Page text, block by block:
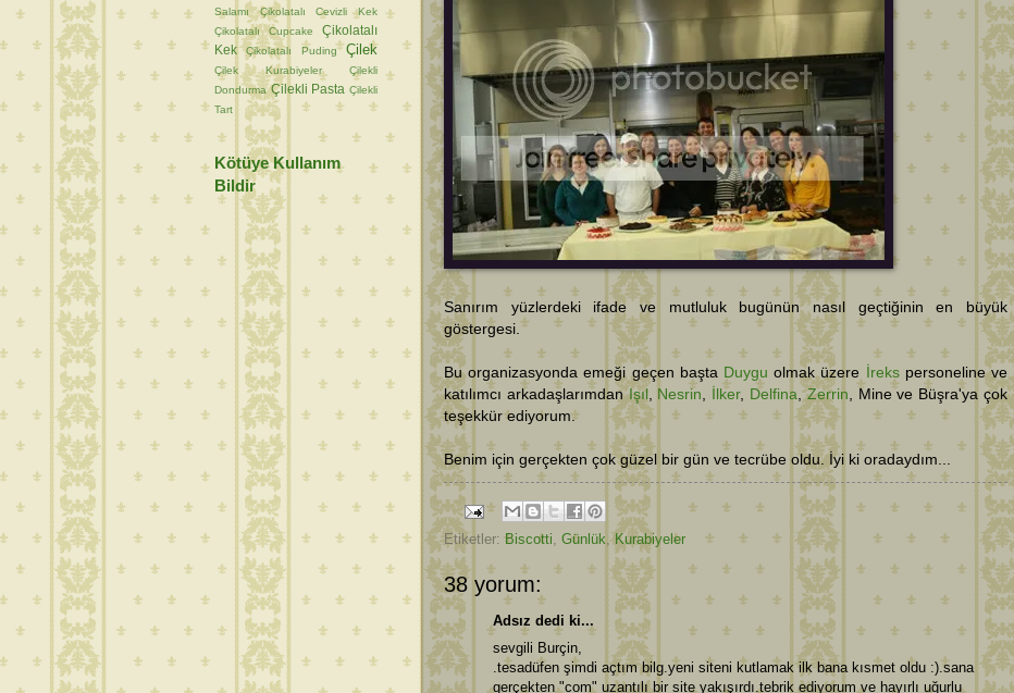
Sanırım yüzlerdeki ifade ve mutluluk bugünün nasıl geçtiğinin en büyük
göstergesi.
Bu organizasyonda emeği geçen başta Duygu olmak üzere İrekspersoneline ve
katılımcı arkadaşlarımdanIşıl, Nesrin İlker, Delfina ,Zerrin , Mine ve Büşra'ya çok
teşekkür ediyorum.
Benim için gerçekten çok güzel bir gün ve tecrübe oldu. İyi ki oradaydım...
Etiketler:Biscotti, Günlük, Kurabiyeler
38 yorum:
Adsız dedi ki...
sevgili Burçin,
.tesadüfen şimdi açtım bilg.yeni siteni kutlamak ilk bana kısmet oldu :).sana
gerçekten "com" uzantılı bir site yakışırdı.tebrik ediyorum ve hayırlı uğurlu
Salamı
Çikolatalı Cevizli Kek
Çikolatalı Cupcake
Çikolatalı
Kek
Çikolatalı Puding Çilek
Çilek Kurabiyeler
Çilekli
Dondurma Çilekli Pasta Çilekli
Tart
Kötüye Kullanım
Bildir